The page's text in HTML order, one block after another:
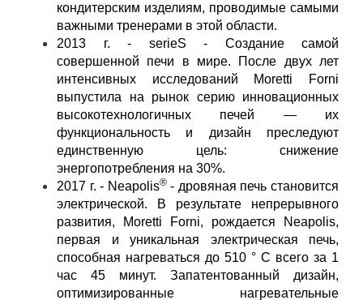
кондитерским изделиям, проводимые самыми
важными тренерами в этой области.
2013 г. - serieS - Создание самой
совершенной печи в мире. После двух лет
интенсивных исследований Moretti Forni
выпустила на рынок серию инновационных
высокотехнологичных печей — их
функциональность и дизайн преследуют
единственную цель: снижение
энергопотребления на 30%.
2017 г. - Neapolis® - дровяная печь становится
электрической. В результате непрерывного
развития, Moretti Forni, рождается Neapolis,
первая и уникальная электрическая печь,
способная нагреваться до 510 ° C всего за 1
час 45 минут. Запатентованный дизайн,
оптимизированные нагревательные